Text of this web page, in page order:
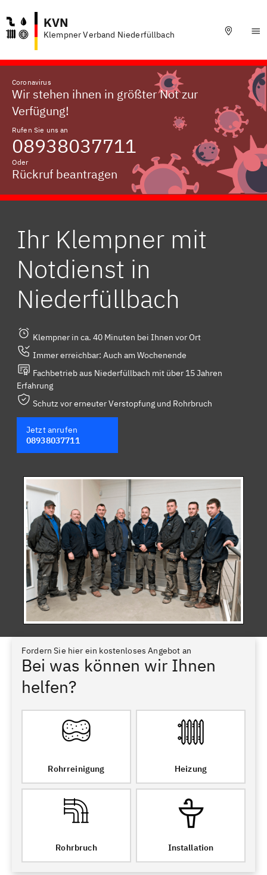
KVN
Klempner Verband Niederfüllbach
Coronavirus
Wir stehen ihnen in größter Not zur
Verfügung!
Rufen Sie uns an
08938037711
Oder
Rückruf beantragen
Ihr Klempner mit
Notdienst in
Niederfüllbach
Klempner in ca. 40 Minuten bei Ihnen vor Ort
Immer erreichbar: Auch am Wochenende
Fachbetrieb aus Niederfüllbach mit über 15 Jahren
Erfahrung
Schutz vor erneuter Verstopfung und Rohrbruch
Jetzt anrufen
08938037711
Fordern Sie hier ein kostenloses Angebot an
Bei was können wir Ihnen
helfen?
Rohrreinigung Heizung
Rohrbruch Installation